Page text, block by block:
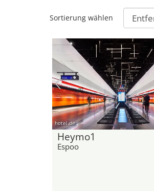
Sortierung wählen
hotel.de
Heymo1
Espoo